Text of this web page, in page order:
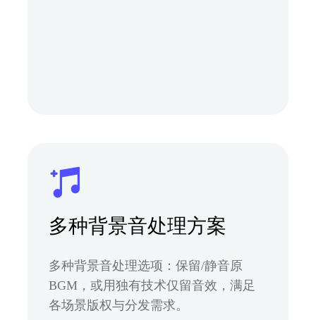
多种背景音处理方案
多种背景音处理选项：保留/静音原
BGM，或用独有技术仅留音效，满足
各场景版权与分发需求。